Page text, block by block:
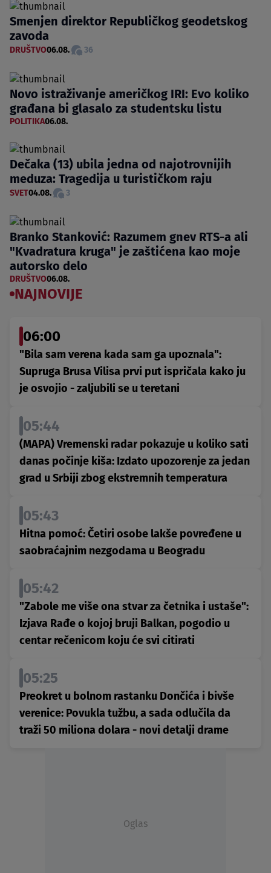
Smenjen direktor Republičkog geodetskog
zavoda
DRUŠTVO06.08. 36
Novo istraživanje američkog IRI: Evo koliko
građana bi glasalo za studentsku listu
POLITIKA06.08.
Dečaka (13) ubila jedna od najotrovnijih
meduza: Tragedija u turističkom raju
SVET04.08. 3
Branko Stanković: Razumem gnev RTS-a ali
"Kvadratura kruga" je zaštićena kao moje
autorsko delo
DRUŠTVO06.08.
NAJNOVIJE
06:00
"Bila sam verena kada sam ga upoznala":
Supruga Brusa Vilisa prvi put ispričala kako ju
je osvojio - zaljubili se u teretani
05:44
(MAPA) Vremenski radar pokazuje u koliko sati
danas počinje kiša: Izdato upozorenje za jedan
grad u Srbiji zbog ekstremnih temperatura
05:43
Hitna pomoć: Četiri osobe lakše povređene u
saobraćajnim nezgodama u Beogradu
05:42
"Zabole me više ona stvar za četnika i ustaše":
Izjava Rađe o kojoj bruji Balkan, pogodio u
centar rečenicom koju će svi citirati
05:25
Preokret u bolnom rastanku Dončića i bivše
verenice: Povukla tužbu, a sada odlučila da
traži 50 miliona dolara - novi detalji drame
Oglas